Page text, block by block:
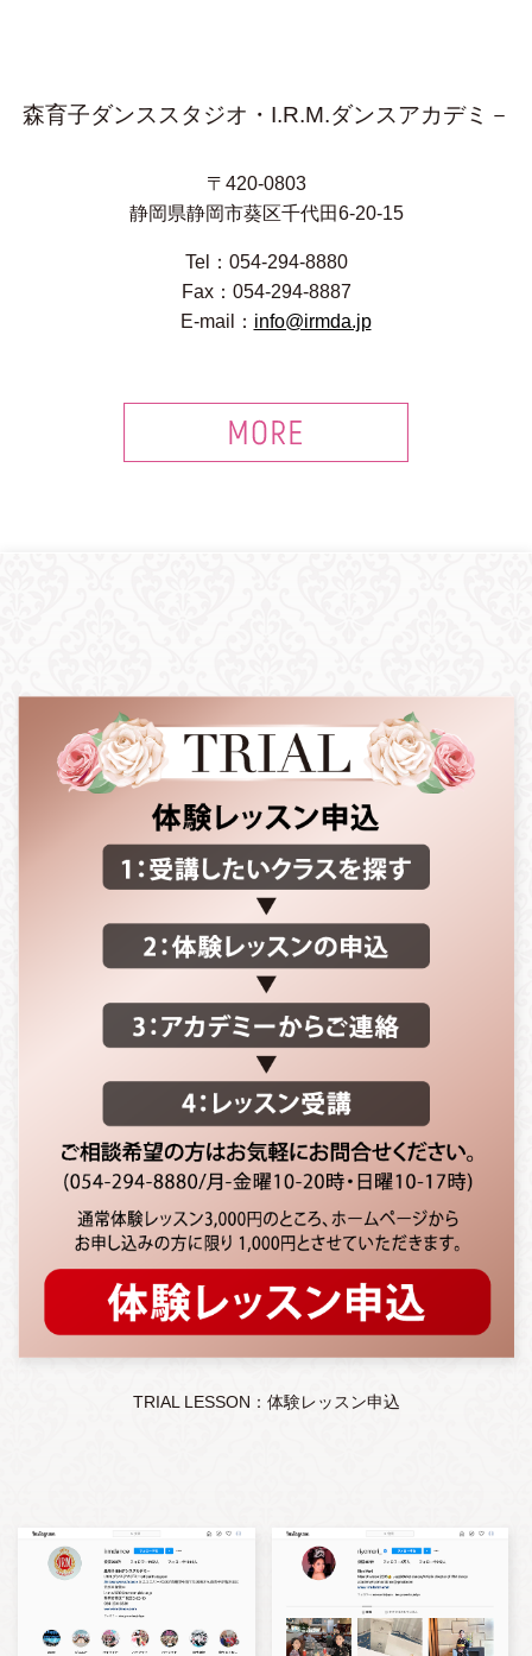
森育子ダンススタジオ・I.R.M.ダンスアカデミ－
〒420-0803
静岡県静岡市葵区千代田6-20-15
Tel：054-294-8880
Fax：054-294-8887
E-mail： info@irmda.jp
TRIAL LESSON：体験レッスン申込